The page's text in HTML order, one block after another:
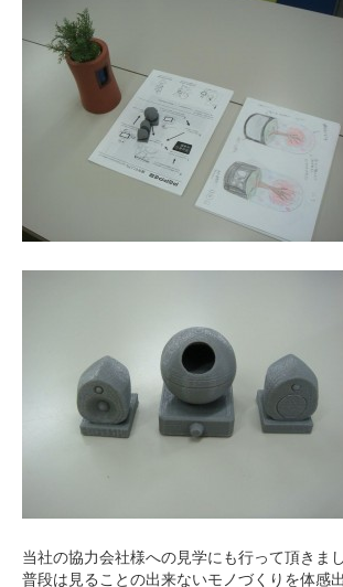
当社の協力会社様への見学にも行って頂きまし
普段は見ることの出来ないモノづくりを体感